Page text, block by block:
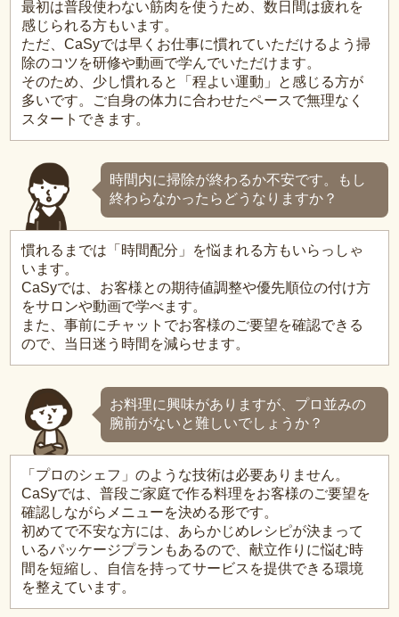
最初は普段使わない筋肉を使うため、数日間は疲れを
感じられる方もいます。
ただ、CaSyでは早くお仕事に慣れていただけるよう掃
除のコツを研修や動画で学んでいただけます。
そのため、少し慣れると「程よい運動」と感じる方が
多いです。ご自身の体力に合わせたペースで無理なく
スタートできます。
時間内に掃除が終わるか不安です。もし
終わらなかったらどうなりますか？
慣れるまでは「時間配分」を悩まれる方もいらっしゃ
います。
CaSyでは、お客様との期待値調整や優先順位の付け方
をサロンや動画で学べます。
また、事前にチャットでお客様のご要望を確認できる
ので、当日迷う時間を減らせます。
お料理に興味がありますが、プロ並みの
腕前がないと難しいでしょうか？
「プロのシェフ」のような技術は必要ありません。
CaSyでは、普段ご家庭で作る料理をお客様のご要望を
確認しながらメニューを決める形です。
初めてで不安な方には、あらかじめレシピが決まって
いるパッケージプランもあるので、献立作りに悩む時
間を短縮し、自信を持ってサービスを提供できる環境
を整えています。